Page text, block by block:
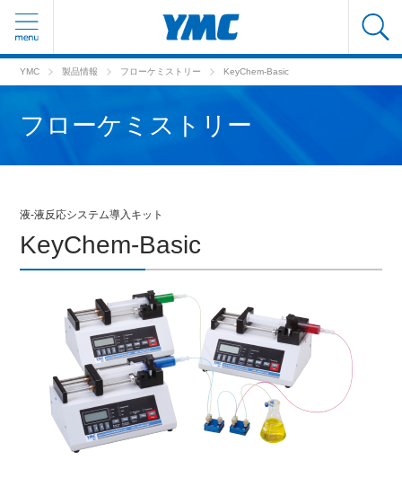
YMC 製品情報 フローケミストリー KeyChem-Basic
フローケミストリー
液-液反応システム導入キット
KeyChem-Basic